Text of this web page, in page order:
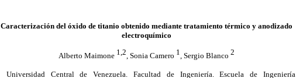
Caracterización del óxido de titanio obtenido mediante tratamiento térmico y anodizado
electroquímico
Alberto Maimone 1,2 , Sonia Camero 1 , Sergio Blanco 2
Universidad Central de Venezuela. Facultad de Ingeniería. Escuela de Ingeniería